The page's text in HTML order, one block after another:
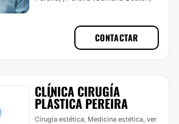
CONTACTAR
CLÍNICA CIRUGÍA
PLÁSTICA PEREIRA
Cirugía estética, Medicina estética, ver